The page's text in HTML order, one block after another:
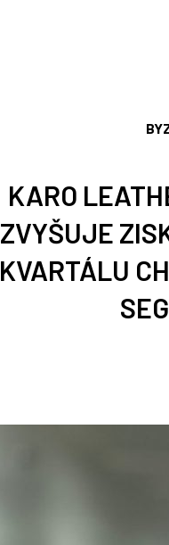
KARO
ZVYŠUJE
KVARTÁLU